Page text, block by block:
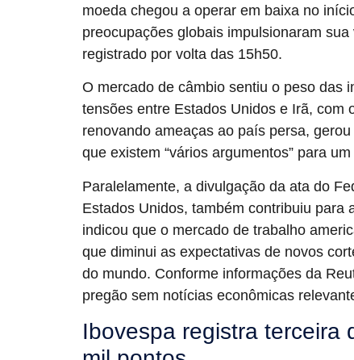
moeda chegou a operar em baixa no
preocupações globais impulsionaram
registrado por volta das 15h50.
O mercado de câmbio sentiu o peso das
tensões entre Estados Unidos e Irã, com
renovando ameaças ao país persa,
que existem “vários argumentos” para
Paralelamente, a divulgação da ata do
Estados Unidos, também contribuiu para
indicou que o mercado de trabalho
que diminui as expectativas de novos
do mundo. Conforme informações da
pregão sem notícias econômicas
Ibovespa registra terceira